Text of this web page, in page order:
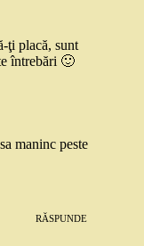
ţi placă, sunt
întrebări 🙂
maninc peste
RĂSPUNDE